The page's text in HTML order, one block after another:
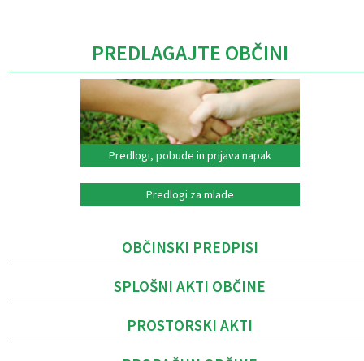
PREDLAGAJTE OBČINI
Predlogi, pobude in prijava napak
Predlogi za mlade
OBČINSKI PREDPISI
SPLOŠNI AKTI OBČINE
PROSTORSKI AKTI